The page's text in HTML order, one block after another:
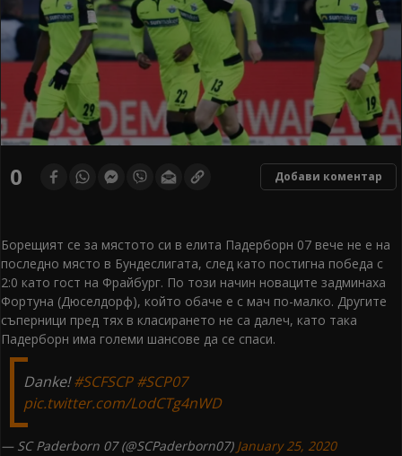
0 Добави коментар
Борещият се за мястото си в елита Падерборн 07 вече не е на
последно място в Бундеслигата, след като постигна победа с
2:0 като гост на Фрайбург. По този начин новаците задминаха
Фортуна (Дюселдорф), който обаче е с мач по-малко. Другите
съперници пред тях в класирането не са далеч, като така
Падерборн има големи шансове да се спаси.
Danke!#SCFSCP #SCP07
pic.twitter.com/LodCTg4nWD
— SC Paderborn 07 (@SCPaderborn07) January 25, 2020